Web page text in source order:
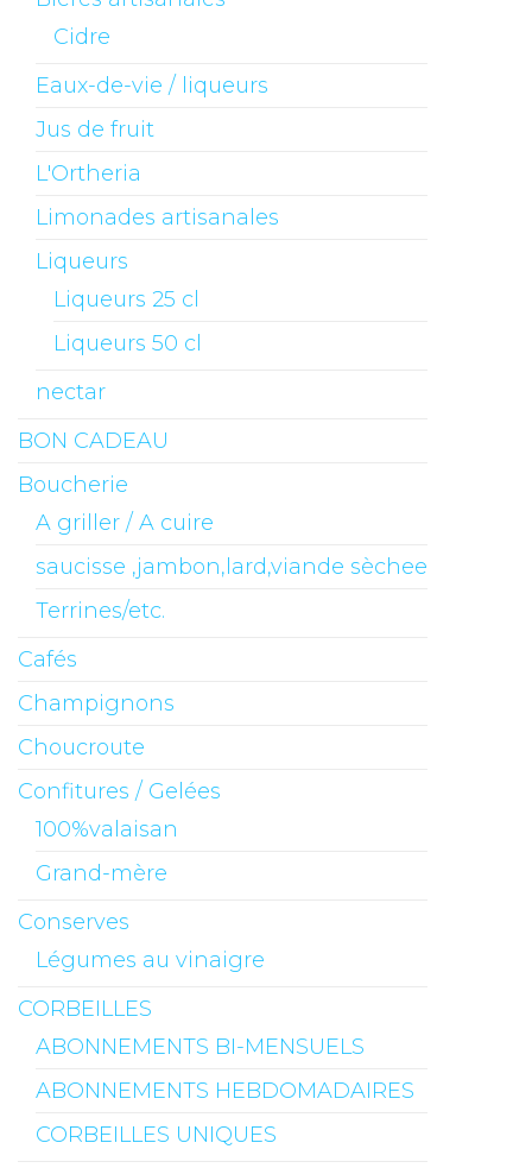
Cidre
Eaux-de-vie / liqueurs
Jus de fruit
L'Ortheria
Limonades artisanales
Liqueurs
Liqueurs 25 cl
Liqueurs 50 cl
nectar
BON CADEAU
Boucherie
A griller / A cuire
saucisse ,jambon,lard,viande sèchee
Terrines/etc.
Cafés
Champignons
Choucroute
Confitures / Gelées
100%valaisan
Grand-mère
Conserves
Légumes au vinaigre
CORBEILLES
ABONNEMENTS BI-MENSUELS
ABONNEMENTS HEBDOMADAIRES
CORBEILLES UNIQUES